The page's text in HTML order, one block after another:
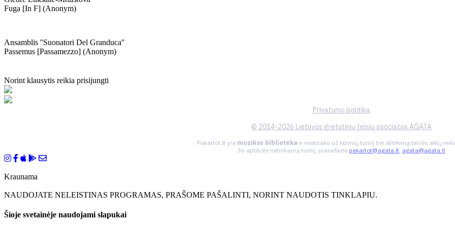
Fuga [in F] (anonym)
Ansamblis ''suonatori Del Granduca''
Passemus [passamezzo] (anonym)
Norint klausytis reikia prisijungti
Privatumo politika
© 2014-2026 Lietuvos gretutinių teisių asociacija AGATA
Pakartot.lt yra muzikos biblioteka ir neatsako už kūrinių turinį bei atitikimą teisės aktų
Jei aptikote netinkamą turinį, praneškite pakartot@agata.lt, agata@agata.lt
Kraunama
NAUDOJATE NELEISTINAS PROGRAMAS, PRAŠOME PAŠALINTI, NORINT NAUDOTIS TINKLAPIU.
Šioje svetainėje naudojami slapukai